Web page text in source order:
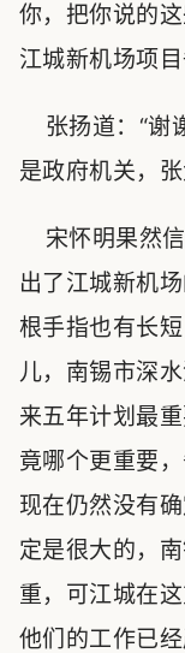
你，把你说的
江城新机场项
张扬道：“谢
是政府机关，
宋怀明果然信
出了江城新机
根手指也有长
儿，南锡市深
来五年计划最
竟哪个更重要
现在仍然没有
定是很大的，
重，可江城在
他们的工作已经